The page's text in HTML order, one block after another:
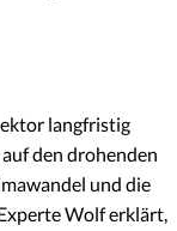
langfristig
den drohenden
und die
Wolf erklärt,